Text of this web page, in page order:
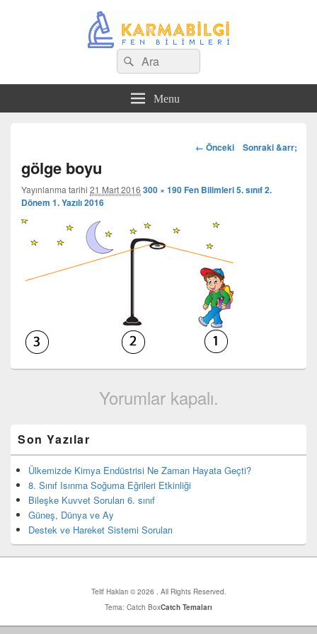
Search
for:
Ara
Menu
Görsel
← Önceki Sonraki &arr;
gölge boyu
Yayınlanma tarihi 21 Mart 2016 300 × 190Fen Bilimleri 5. sınıf 2.
Dönem 1. Yazılı 2016
Yorumlar kapalı.
yan
bar
eklenti
bölgesi
Son Yazılar
Ülkemizde Kimya Endüstrisi Ne Zaman Hayata Geçti?
8. Sınıf Isınma Soğuma Eğrileri Etkinliği
Bileşke Kuvvet Soruları 6. sınıf
Güneş, Dünya ve Ay
Destek ve Hareket Sistemi Soruları
Telif Hakları © 2026 . All Rights Reserved.
Tema: Catch BoxCatch Temaları